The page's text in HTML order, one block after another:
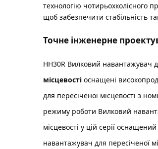
технологію чотирьохколісного
щоб забезпечити стабільність
Точне інженерне
HH30R Вилковий навантажувач
місцевості оснащені
для пересіченої місцевості з
режиму роботи Вилковий
місцевості у цій серії
навантажувач для пересіченої